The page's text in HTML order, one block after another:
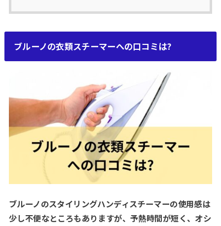
ブルーノの衣類スチーマーへの口コミは?
ブルーノのスタイリングハンディスチーマーの使用感は
少し不便なところもありますが、予熱時間が短く、オシ